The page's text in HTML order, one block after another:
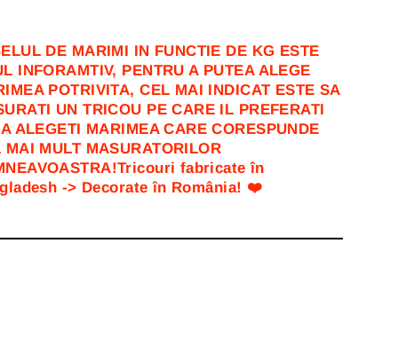
DE MARIMI IN FUNCTIE DE KG ESTE
INFORAMTIV, PENTRU A PUTEA ALEGE
POTRIVITA, CEL MAI INDICAT ESTE SA
UN TRICOU PE CARE IL PREFERATI
ALEGETI MARIMEA CARE CORESPUNDE
MAI MULT MASURATORILOR
fabricate în
-> Decorate în România! ❤️